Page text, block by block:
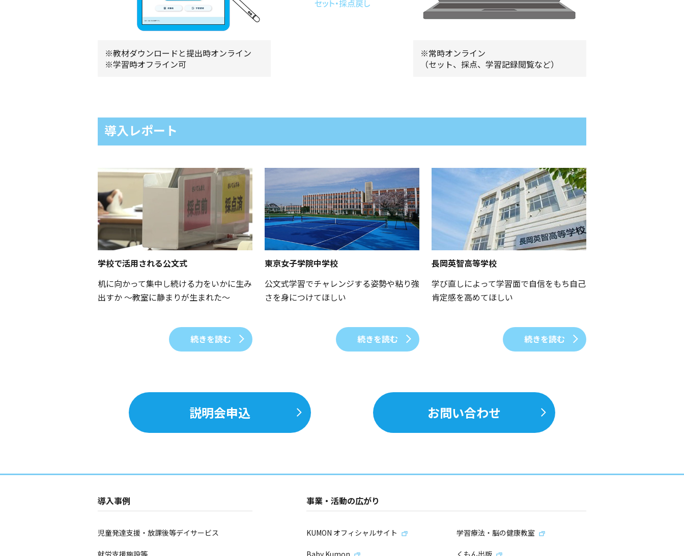
※教材ダウンロードと提出時オンライン
※学習時オフライン可
※常時オンライン
（セット、採点、学習記録閲覧など）
導入レポート
学校で活用される公文式
机に向かって集中し続ける力をいかに生み
出すか 〜教室に静まりが生まれた〜
続きを読む
東京女子学院中学校
公文式学習でチャレンジする姿勢や粘り強
さを身につけてほしい
続きを読む
長岡英智高等学校
学び直しによって学習面で自信をもち自己
肯定感を高めてほしい
続きを読む
説明会申込 お問い合わせ
導入事例
児童発達支援・放課後等デイサービス
就労支援施設等
事業・活動の広がり
KUMON オフィシャルサイト
Baby Kumon
学習療法・脳の健康教室
くもん出版